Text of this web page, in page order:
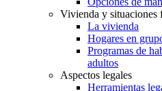
Vivienda y situaciones
La vivienda
Hogares en
Programas de
adultos
Aspectos legales
Herramientas